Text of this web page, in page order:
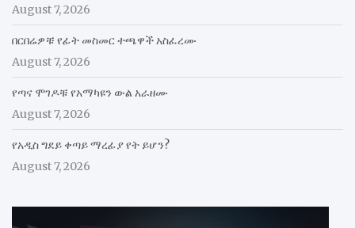
August 7, 2026
በርበሬዎቹ የፊት መስመር ተጫዋች አስፈረሙ
August 7, 2026
የጣና ሞገዶቹ የአማካዩን ውል አራዘሙ
August 7, 2026
የአዲስ ግደይ ቀጣይ ማረፊያ የት ይሆን?
August 7, 2026